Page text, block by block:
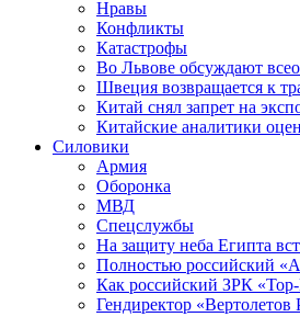
Нравы
Конфликты
Катастрофы
Во Львове обсуждают
Швеция возвращается к
Китай снял запрет на
Китайские аналитики
Силовики
Армия
Оборонка
МВД
Спецслужбы
На защиту неба Египта
Полностью российский
Как российский ЗРК
Гендиректор